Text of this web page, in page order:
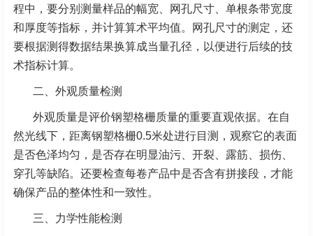
程中，要分别测量样品的幅宽、网孔尺寸、单根条带宽度
和厚度等指标，并计算算术平均值。网孔尺寸的测定，还
要根据测得数据结果换算成当量孔径，以便进行后续的技
术指标计算。
二、外观质量检测
外观质量是评价钢塑格栅质量的重要直观依据。在自
然光线下，距离钢塑格栅0.5米处进行目测，观察它的表面
是否色泽均匀，是否存在明显油污、开裂、露筋、损伤、
穿孔等缺陷。还要检查每卷产品中是否含有拼接段，才能
确保产品的整体性和一致性。
三、力学性能检测